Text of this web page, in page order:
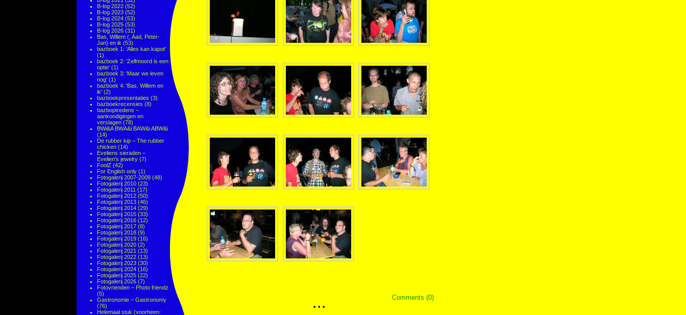
B-log 2022 (52)
B-log 2023 (52)
B-log 2024 (53)
B-log 2025 (53)
B-log 2026 (31)
Bas, Willem (, Aad, Peter-
Jan) en ik (53)
bazboek 1: 'Alles kan kapot'
(1)
bazboek 2: 'Zelfmoord is een
optie' (1)
bazboek 3: 'Maar we leven
nog' (1)
bazboek 4: 'Bas, Willem en
ik' (2)
bazboekpresentaties (3)
bazboekrecensies (8)
bazboptredens –
aankondigingen en
verslagen (78)
BWi&A BWA&i BAW&i ABW&i
(14)
De rubber kip – The rubber
chicken (14)
Eveliens sieraden –
Evelien's jewelry (7)
FoolZ (42)
For English only (1)
Fotogalerij 2007-2009 (48)
Fotogalerij 2010 (23)
Fotogalerij 2011 (17)
Fotogalerij 2012 (50)
Fotogalerij 2013 (46)
Fotogalerij 2014 (29)
Fotogalerij 2015 (33)
Fotogalerij 2016 (12)
Fotogalerij 2017 (8)
Fotogalerij 2018 (9)
Fotogalerij 2019 (16)
Fotogalerij 2020 (2)
Fotogalerij 2021 (13)
Fotogalerij 2022 (13)
Fotogalerij 2023 (30)
Fotogalerij 2024 (16)
Fotogalerij 2025 (22)
Fotogalerij 2026 (7)
Fotovrienden – Photo friendz
(5)
Gastronomie – Gastronomy
(76)
Helemaal stuk (voorheen:
Comments (0)
• • •